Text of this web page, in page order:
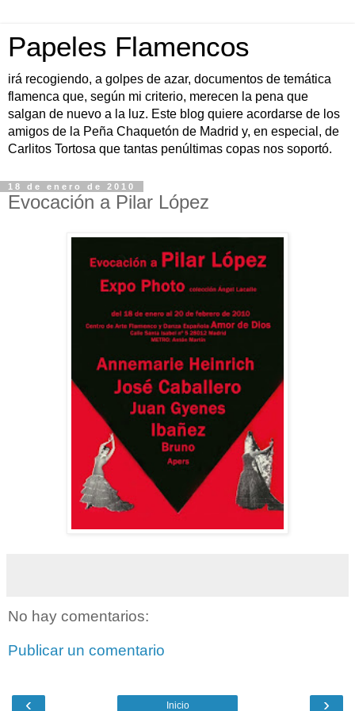
Papeles Flamencos
irá recogiendo, a golpes de azar, documentos de temática
flamenca que, según mi criterio, merecen la pena que
salgan de nuevo a la luz. Este blog quiere acordarse de los
amigos de la Peña Chaquetón de Madrid y, en especial, de
Carlitos Tortosa que tantas penúltimas copas nos soportó.
18 de enero de 2010
Evocación a Pilar López
No hay comentarios:
Publicar un comentario
‹ ›
Inicio